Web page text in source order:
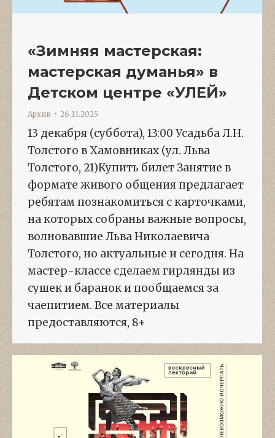
«Зимняя мастерская:
мастерская думанья» в
Детском центре «УЛЕЙ»
Архив 26.11.2025
13 декабря (суббота), 13:00 Усадьба Л.Н.
Толстого в Хамовниках (ул. Льва
Толстого, 21)Купить билет Занятие в
формате живого общения предлагает
ребятам познакомиться с карточками,
на которых собраны важные вопросы,
волновавшие Льва Николаевича
Толстого, но актуальные и сегодня. На
мастер-классе сделаем гирлянды из
сушек и баранок и пообщаемся за
чаепитием. Все материалы
предоставляются, 8+